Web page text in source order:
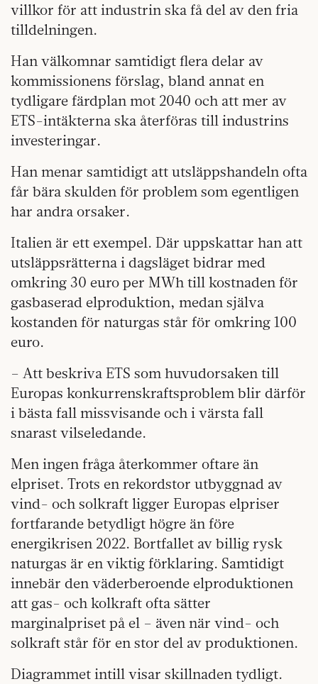
villkor för att industrin ska få del av den fria
tilldelningen.
Han välkomnar samtidigt flera delar av
kommissionens förslag, bland annat en
tydligare färdplan mot 2040 och att mer av
ETS-intäkterna ska återföras till industrins
investeringar.
Han menar samtidigt att utsläppshandeln ofta
får bära skulden för problem som egentligen
har andra orsaker.
Italien är ett exempel. Där uppskattar han att
utsläppsrätterna i dagsläget bidrar med
omkring 30 euro per MWh till kostnaden för
gasbaserad elproduktion, medan själva
kostanden för naturgas står för omkring 100
euro.
– Att beskriva ETS som huvudorsaken till
Europas konkurrenskraftsproblem blir därför
i bästa fall missvisande och i värsta fall
snarast vilseledande.
Men ingen fråga återkommer oftare än
elpriset. Trots en rekordstor utbyggnad av
vind- och solkraft ligger Europas elpriser
fortfarande betydligt högre än före
energikrisen 2022. Bortfallet av billig rysk
naturgas är en viktig förklaring. Samtidigt
innebär den väderberoende elproduktionen
att gas- och kolkraft ofta sätter
marginalpriset på el – även när vind- och
solkraft står för en stor del av produktionen.
Diagrammet intill visar skillnaden tydligt.